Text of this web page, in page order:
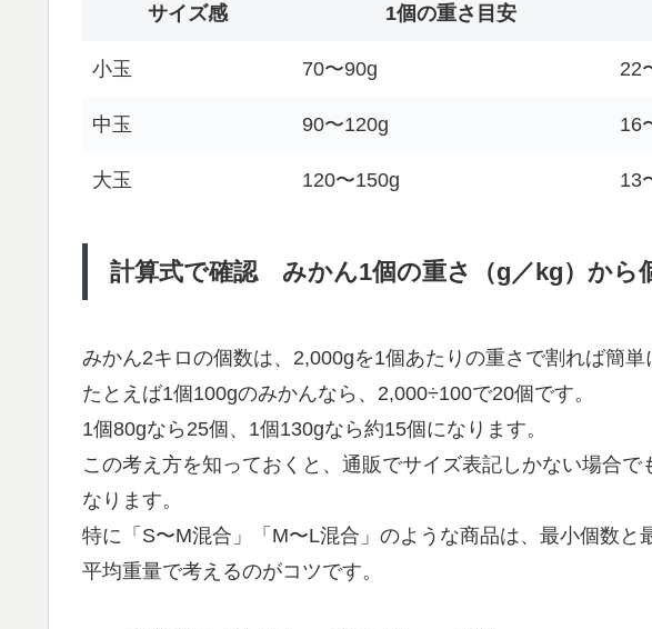
サイズ感 1個の重さ目安
小玉 70〜90g 22
中玉 90〜120g 16
大玉 120〜150g 13
計算式で確認 みかん1個の重さ（g／kg）から
みかん2キロの個数は、2,000gを1個あたりの重さで割れば簡単
たとえば1個100gのみかんなら、2,000÷100で20個です。
1個80gなら25個、1個130gなら約15個になります。
この考え方を知っておくと、通販でサイズ表記しかない場合で
なります。
特に「S〜M混合」「M〜L混合」のような商品は、最小個数と
平均重量で考えるのがコツです。